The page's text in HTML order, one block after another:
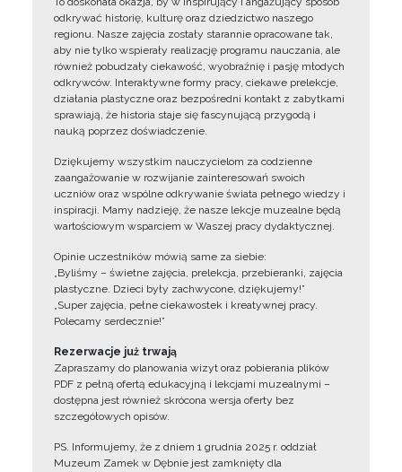
odkrywać historię, kulturę oraz dziedzictwo naszego
regionu. Nasze zajęcia zostały starannie opracowane tak,
aby nie tylko wspierały realizację programu nauczania, ale
również pobudzały ciekawość, wyobraźnię i pasję młodych
odkrywców. Interaktywne formy pracy, ciekawe prelekcje,
działania plastyczne oraz bezpośredni kontakt z zabytkami
sprawiają, że historia staje się fascynującą przygodą i
nauką poprzez doświadczenie.
Dziękujemy wszystkim nauczycielom za codzienne
zaangażowanie w rozwijanie zainteresowań swoich
uczniów oraz wspólne odkrywanie świata pełnego wiedzy i
inspiracji. Mamy nadzieję, że nasze lekcje muzealne będą
wartościowym wsparciem w Waszej pracy dydaktycznej.
Opinie uczestników mówią same za siebie:
„Byliśmy – świetne zajęcia, prelekcja, przebieranki, zajęcia
plastyczne. Dzieci były zachwycone, dziękujemy!”
„Super zajęcia, pełne ciekawostek i kreatywnej pracy.
Polecamy serdecznie!”
Rezerwacje już trwają
Zapraszamy do planowania wizyt oraz pobierania plików
PDF z pełną ofertą edukacyjną i lekcjami muzealnymi –
dostępna jest również skrócona wersja oferty bez
szczegółowych opisów.
PS. Informujemy, że z dniem 1 grudnia 2025 r. oddział
Muzeum Zamek w Dębnie jest zamknięty dla